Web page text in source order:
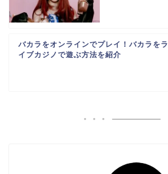
バカラをオンラインでプレイ！バカラをラ
イブカジノで遊ぶ方法を紹介